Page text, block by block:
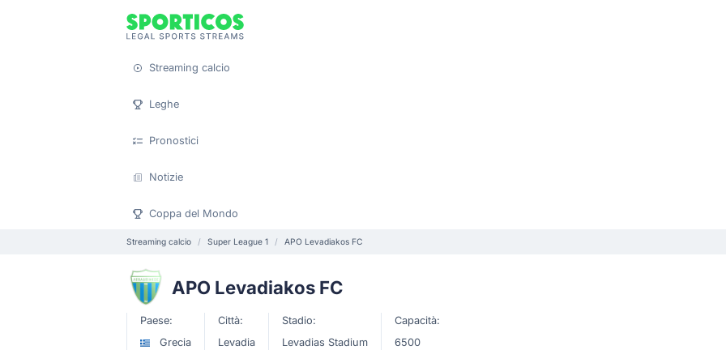
Streaming calcio
Leghe
Pronostici
Notizie
Coppa del Mondo
Streaming calcio Super League 1 APO Levadiakos FC
APO Levadiakos FC
Paese:
Grecia
Città:
Levadia
Stadio:
Levadias Stadium
Capacità:
6500